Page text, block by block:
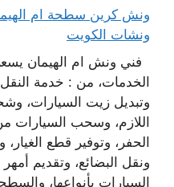
ونشات الكويت
فني ونش ام الهيمان
الخدمات، من : خدمة النقل
وتبديل زيت السيارات،
اللازم، وسحب السيارات
الحفر، وتوفير قطع الغيار،
ونقل البضائع، وتقديم
السيارات بأنواعها،